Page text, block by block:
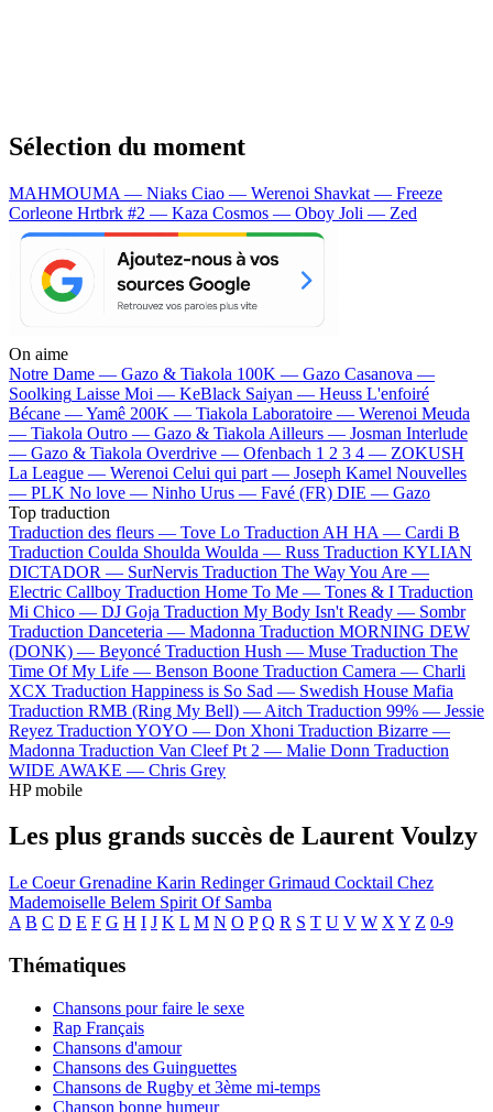
Sélection du moment
MAHMOUMA — Niaks Ciao — Werenoi Shavkat — Freeze
Corleone Hrtbrk #2 — Kaza Cosmos — Oboy Joli — Zed
On aime
Notre Dame — Gazo & Tiakola 100K — Gazo Casanova —
Soolking Laisse Moi — KeBlack Saiyan — Heuss L'enfoiré
Bécane —Yamê 200K — Tiakola Laboratoire — Werenoi Meuda
— Tiakola Outro — Gazo & Tiakola Ailleurs — Josman Interlude
— Gazo & Tiakola Overdrive — Ofenbach 1 2 3 4 — ZOKUSH
La League — Werenoi Celui qui part — Joseph Kamel Nouvelles
— PLK No love — Ninho Urus — Favé (FR) DIE — Gazo
Top traduction
Traduction des fleurs — Tove Lo Traduction AH HA — Cardi B
Traduction Coulda Shoulda Woulda — Russ Traduction KYLIAN
DICTADOR — SurNervis Traduction The Way You Are —
Electric Callboy Traduction Home To Me — Tones & I Traduction
Mi Chico — DJ Goja Traduction My Body Isn't Ready — Sombr
Traduction Danceteria — Madonna Traduction MORNING DEW
(DONK) — Beyoncé Traduction Hush — Muse Traduction The
Time Of My Life — Benson Boone Traduction Camera — Charli
XCX Traduction Happiness is So Sad — Swedish House Mafia
Traduction RMB (Ring My Bell) — Aitch Traduction 99% — Jessie
Reyez Traduction YOYO — Don Xhoni Traduction Bizarre —
Madonna Traduction Van Cleef Pt 2 — Malie Donn Traduction
WIDE AWAKE — Chris Grey
HP mobile
Les plus grands succès de Laurent Voulzy
Le Coeur Grenadine Karin RedingerGrimaud Cocktail Chez
Mademoiselle Belem Spirit Of Samba
A B C D E F G H I J K L M N O P Q R S T U V W X Y Z 0-9
Thématiques
Chansons pour faire le sexe
Rap Français
Chansons d'amour
Chansons des Guinguettes
Chansons de Rugby et 3ème mi-temps
Chanson bonne humeur